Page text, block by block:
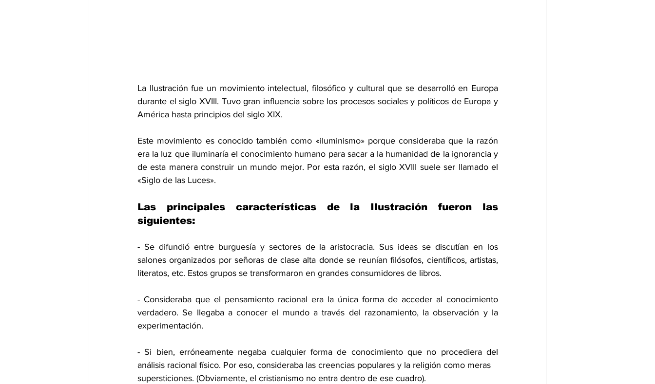
La Ilustración fue un movimiento intelectual, filosófico y cultural que se desarrolló en Europa
durante el siglo XVIII. Tuvo gran influencia sobre los procesos sociales y políticos de Europa y
América hasta principios del siglo XIX.
Este movimiento es conocido también como «iluminismo» porque consideraba que la razón
era la luz que iluminaría el conocimiento humano para sacar a la humanidad de la ignorancia y
de esta manera construir un mundo mejor. Por esta razón, el siglo XVIII suele ser llamado el
«Siglo de las Luces».
Las principales características de la Ilustración fueron las
siguientes:
- Se difundió entre burguesía y sectores de la aristocracia. Sus ideas se discutían en los
salones organizados por señoras de clase alta donde se reunían filósofos, científicos, artistas,
literatos, etc. Estos grupos se transformaron en grandes consumidores de libros.
- Consideraba que el pensamiento racional era la única forma de acceder al conocimiento
verdadero. Se llegaba a conocer el mundo a través del razonamiento, la observación y la
experimentación.
- Si bien, erróneamente negaba cualquier forma de conocimiento que no procediera del
análisis racional físico. Por eso, consideraba las creencias populares y la religión como meras
supersticiones. (Obviamente, el cristianismo no entra dentro de ese cuadro).